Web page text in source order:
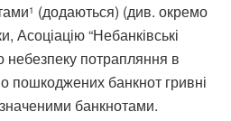
1 (додаються) (див. окремо
Асоціацію “Небанківські
небезпеку потрапляння в
пошкоджених банкнот гривні
банкнотами.